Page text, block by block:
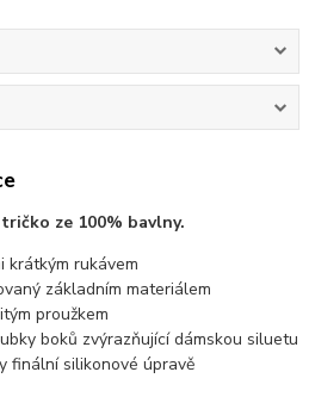
ze 100% bavlny.
krátkým rukávem
základním materiálem
proužkem
boků zvýrazňující dámskou siluetu
finální silikonové úpravě